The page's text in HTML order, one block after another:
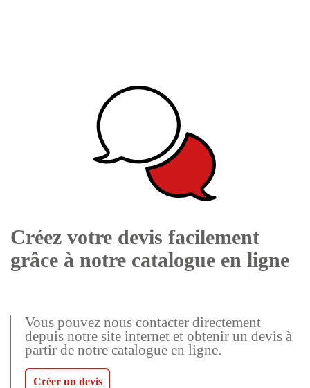
Créez votre devis facilement
grâce à notre catalogue en ligne
Vous pouvez nous contacter directement
depuis notre site internet et obtenir un devis à
partir de notre catalogue en ligne.
Créer un devis